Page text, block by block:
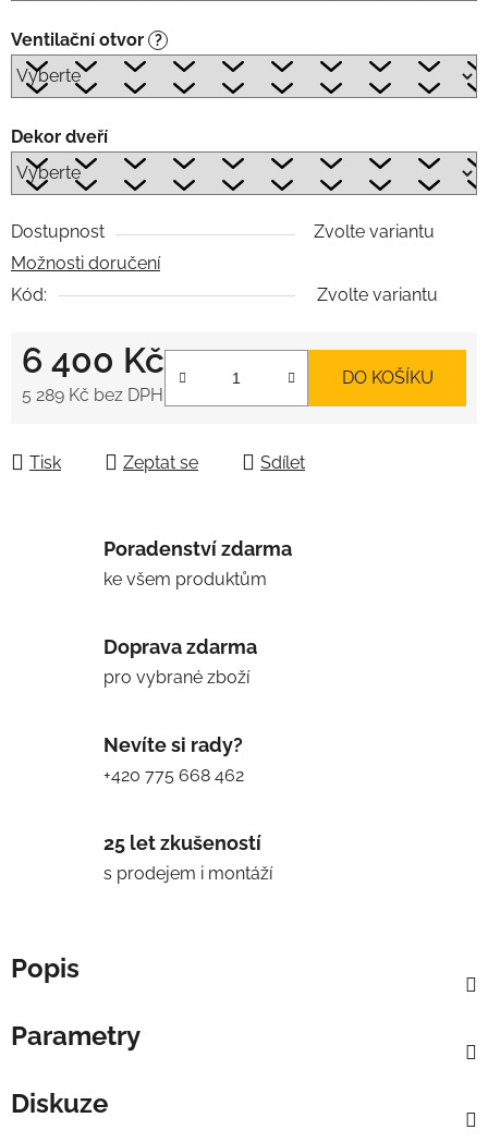
Ventilační otvor ?
Dekor dveří
Dostupnost
Zvolte variantu
Možnosti doručení
Kód:
Zvolte variantu
6 400 Kč
5 289 Kč bez DPH
DO KOŠÍKU
Tisk Zeptat se Sdílet
Poradenství zdarma
ke všem produktům
Doprava zdarma
pro vybrané zboží
Nevíte si rady?
+420 775 668 462
25 let zkušeností
s prodejem i montáží
Popis
Parametry
Diskuze